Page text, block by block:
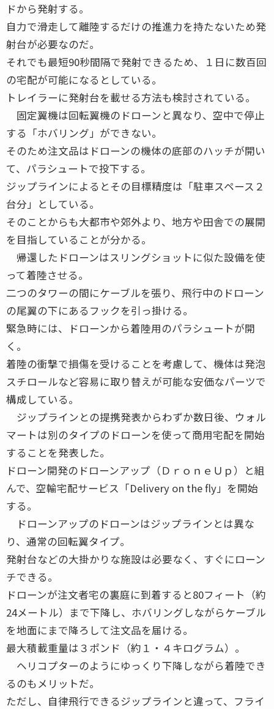
ドから発射する。
自力で滑走して離陸するだけの推進力を持たないため発
射台が必要なのだ。
それでも最短90秒間隔で発射できるため、１日に数百回
の宅配が可能になるとしている。
トレイラーに発射台を載せる方法も検討されている。
固定翼機は回転翼機のドローンと異なり、空中で停止
する「ホバリング」ができない。
そのため注文品はドローンの機体の底部のハッチが開い
て、パラシュートで投下する。
ジップラインによるとその目標精度は「駐車スペース２
台分」としている。
そのことからも大都市や郊外より、地方や田舎での展開
を目指していることが分かる。
帰還したドローンはスリングショットに似た設備を使
って着陸させる。
二つのタワーの間にケーブルを張り、飛行中のドローン
の尾翼の下にあるフックを引っ掛ける。
緊急時には、ドローンから着陸用のパラシュートが開
く。
着陸の衝撃で損傷を受けることを考慮して、機体は発泡
スチロールなど容易に取り替えが可能な安価なパーツで
構成している。
ジップラインとの提携発表からわずか数日後、ウォル
マートは別のタイプのドローンを使って商用宅配を開始
することを発表した。
ドローン開発のドローンアップ（ＤｒｏｎｅＵｐ）と組
んで、空輸宅配サービス「Delivery on the fly」を開始
する。
ドローンアップのドローンはジップラインとは異な
り、通常の回転翼タイプ。
発射台などの大掛かりな施設は必要なく、すぐにローン
チできる。
ドローンが注文者宅の裏庭に到着すると80フィート（約
24メートル）まで下降し、ホバリングしながらケーブル
を地面にまで降ろして注文品を届ける。
最大積載重量は３ポンド（約１・４キログラム）。
ヘリコプターのようにゆっくり下降しながら着陸でき
るのもメリットだ。
ただし、自律飛行できるジップラインと違って、フライ